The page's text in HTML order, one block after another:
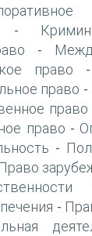
-
-
право
право -
право
право -
-
Право
-